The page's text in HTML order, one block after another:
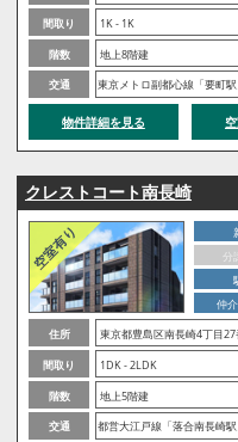
間取り
1K - 1K
階数
地上8階建
交通
東京メトロ副都心線「要町
物件詳細を見る
クレストコート南長崎
分
仲
住所
東京都豊島区南長崎4丁目27
間取り
1DK - 2LDK
階数
地上5階建
交通
都営大江戸線「落合南長崎